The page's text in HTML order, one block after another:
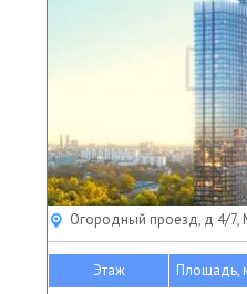
Огородный проезд, д 4/7,
Этаж Площадь,